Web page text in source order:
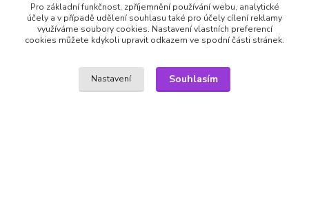
VALERIA SABEL COLE S. MCKAY CURT BORTEL | Jazyk: časký,
anglický | Titulky: české | Žánr: Akční, komedie | Rok vydání: 1987 |
Formát: 16:9 | Délka: 90 minut | Balení: papírová pošetka
Zboží zařazeno v kategoriích
Pro základní funkčnost, zpříjemnění používání webu, analytické
účely a v případě udělení souhlasu také pro účely cílení reklamy
využíváme soubory cookies. Nastavení vlastních preferencí
cookies můžete kdykoli upravit odkazem ve spodní části stránek.
Nastavení Souhlasím